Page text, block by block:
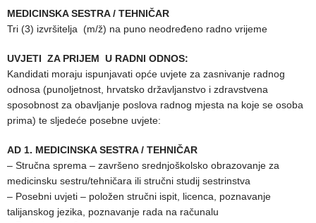
MEDICINSKA SESTRA / TEHNIČAR
Tri (3) izvršitelja (m/ž) na puno neodređeno radno vrijeme
UVJETI ZA PRIJEM U RADNI ODNOS:
Kandidati moraju ispunjavati opće uvjete za zasnivanje radnog
odnosa (punoljetnost, hrvatsko državljanstvo i zdravstvena
sposobnost za obavljanje poslova radnog mjesta na koje se osoba
prima) te sljedeće posebne uvjete:
AD 1. MEDICINSKA SESTRA / TEHNIČAR
– Stručna sprema – završeno srednjoškolsko obrazovanje za
medicinsku sestru/tehničara ili stručni studij sestrinstva
– Posebni uvjeti – položen stručni ispit, licenca, poznavanje
talijanskog jezika, poznavanje rada na računalu